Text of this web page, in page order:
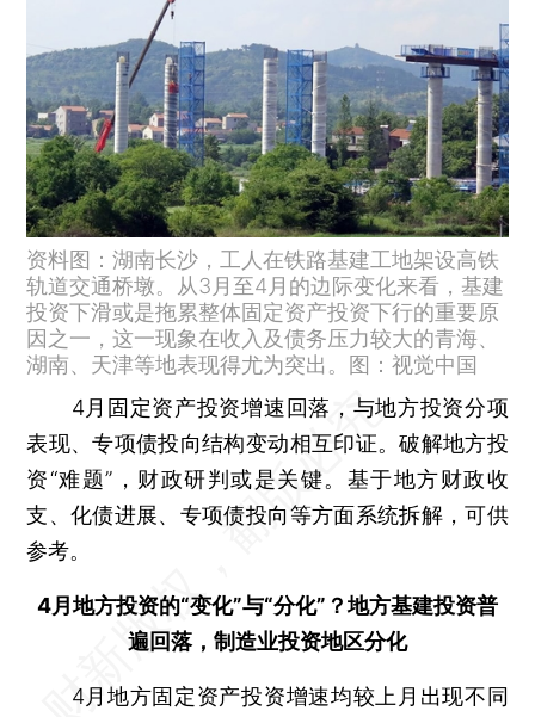
资料图：湖南长沙，工人在铁路基建工地架设高铁
轨道交通桥墩。从3月至4月的边际变化来看，基建
投资下滑或是拖累整体固定资产投资下行的重要原
因之一，这一现象在收入及债务压力较大的青海、
湖南、天津等地表现得尤为突出。图：视觉中国
4月固定资产投资增速回落，与地方投资分项
表现、专项债投向结构变动相互印证。破解地方投
资“难题”，财政研判或是关键。基于地方财政收
支、化债进展、专项债投向等方面系统拆解，可供
参考。
4月地方投资的“变化”与“分化”？地方基建投资普
遍回落，制造业投资地区分化
4月地方固定资产投资增速均较上月出现不同